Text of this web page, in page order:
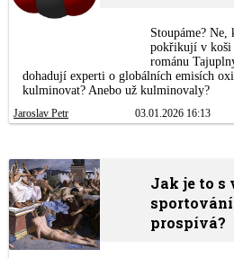
Stoupáme? Ne,
pokřikují v koši
románu
dohadují experti o globálních emisích
kulminovat? Anebo už kulminovaly?
Jaroslav Petr 03.01.2026 16:13
Jak je to
prospívá?